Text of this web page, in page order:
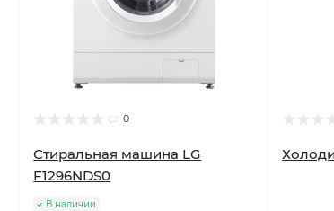
0
Стиральная машина LG
F1296NDS0
В наличии